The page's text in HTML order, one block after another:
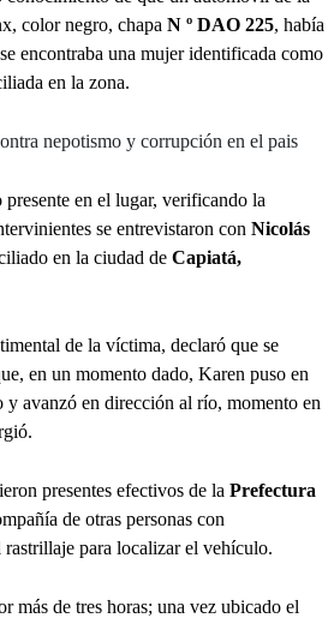
color negro, chapa N º DAO 225, había
encontraba una mujer identificada como
en la zona.
nepotismo y corrupción en el pais
en el lugar, verificando la
se entrevistaron con Nicolás
en la ciudad de Capiatá,
de la víctima, declaró que se
en un momento dado, Karen puso en
y avanzó en dirección al río, momento en
presentes efectivos de la Prefectura
de otras personas con
para localizar el vehículo.
más de tres horas; una vez ubicado el